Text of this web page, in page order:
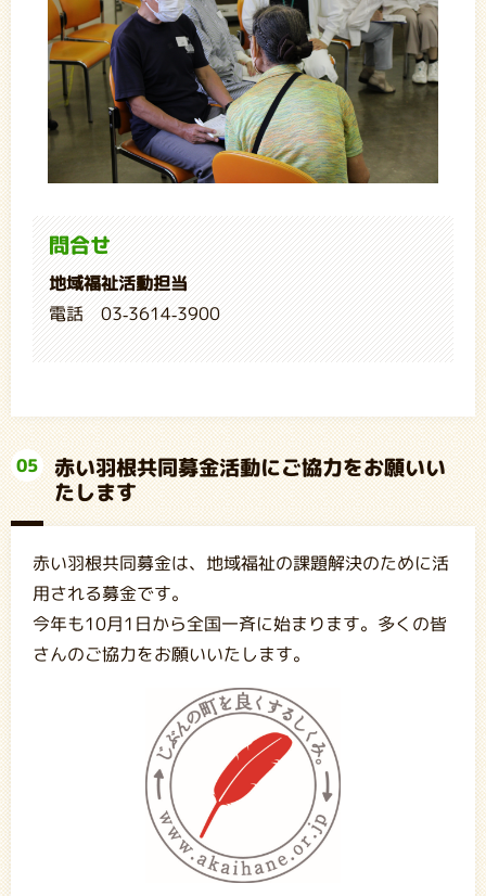
問合せ
地域福祉活動担当
電話 03-3614-3900
05
赤い羽根共同募金活動にご協力をお願いい
たします
赤い羽根共同募金は、地域福祉の課題解決のために活
用される募金です。
今年も10月1日から全国一斉に始まります。多くの皆
さんのご協力をお願いいたします。